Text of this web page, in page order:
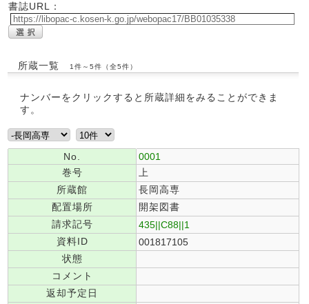
書誌URL：
所蔵一覧 1件～5件（全5件）
ナンバーをクリックすると所蔵詳細をみることができま
す。
No.
0001
巻号
上
所蔵館
長岡高専
配置場所
開架図書
請求記号
435||C88||1
資料ID
001817105
状態
コメント
返却予定日